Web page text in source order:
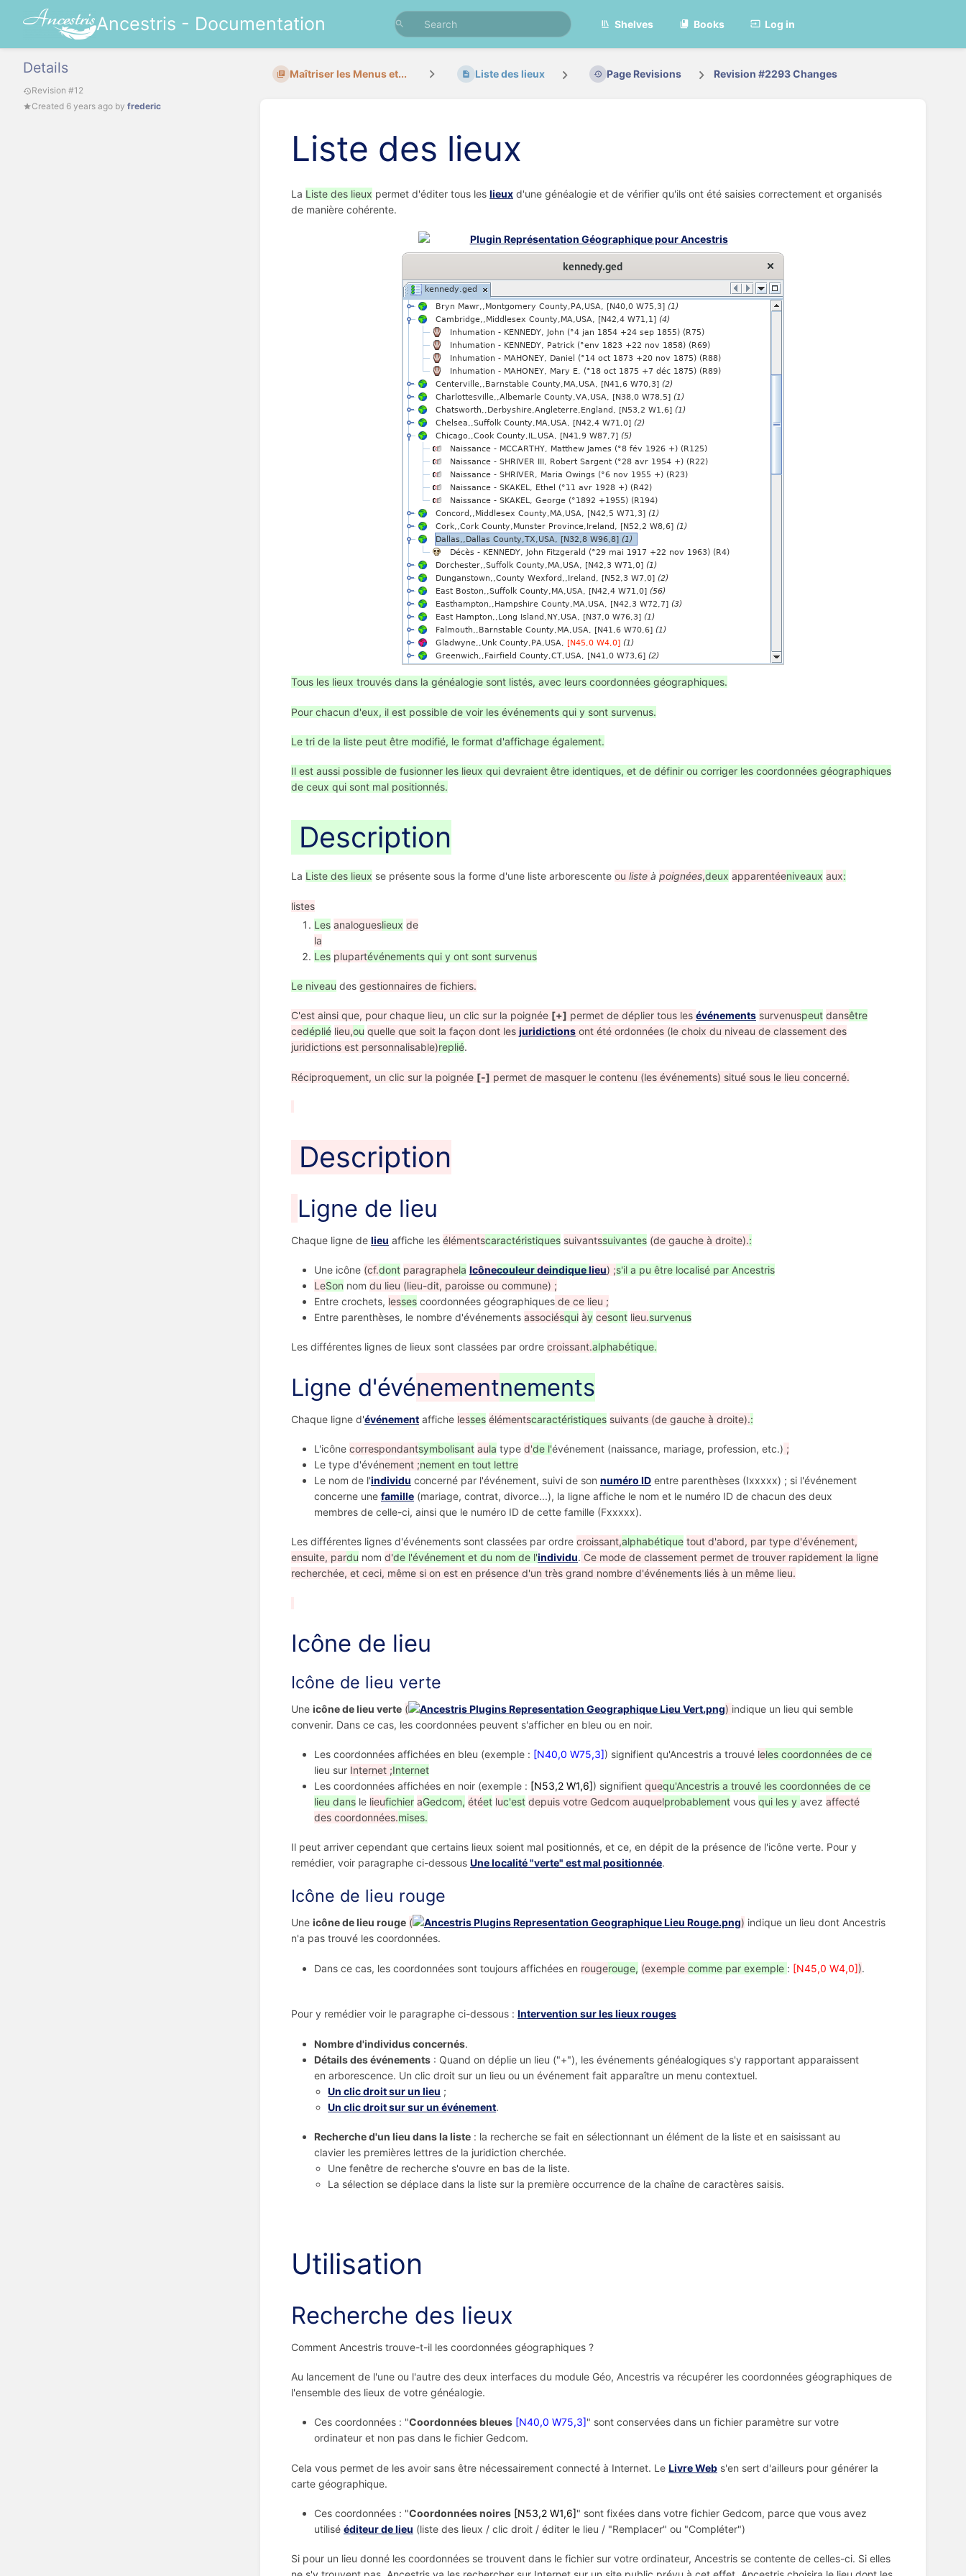
Ancestris - Documentation Shelves Books Log in
Details
Revision #12
Created 6 years ago by frederic
Maîtriser les Menus et... Liste des lieux Page Revisions Revision #2293 Changes
Liste des lieux
La Liste des lieux permet d'éditer tous les lieux d'une généalogie et de vérifier qu'ils ont été saisies correctement et organisés
de manière cohérente.
Tous les lieux trouvés dans la généalogie sont listés, avec leurs coordonnées géographiques.
Pour chacun d'eux, il est possible de voir les événements qui y sont survenus.
Le tri de la liste peut être modifié, le format d'affichage également.
Il est aussi possible de fusionner les lieux qui devraient être identiques, et de définir ou corriger les coordonnées géographiques
de ceux qui sont mal positionnés.
Description
La Liste des lieux se présente sous la forme d'une liste arborescente ou liste à poignées,deux apparentéeniveaux aux:
listes
Les analogueslieux de
la
Les plupartévénements qui y ont sont survenus
Le niveau des gestionnaires de fichiers.
C'est ainsi que, pour chaque lieu, un clic sur la poignée [+] permet de déplier tous les événements survenuspeut dansêtre
cedéplié lieu,ou quelle que soit la façon dont les juridictions ont été ordonnées (le choix du niveau de classement des
juridictions est personnalisable)replié.
Réciproquement, un clic sur la poignée [-] permet de masquer le contenu (les événements) situé sous le lieu concerné.
Description
Ligne de lieu
Chaque ligne de lieu affiche les élémentscaractéristiques suivantssuivantes (de gauche à droite).:
Une icône (cf.dont paragraphela Icônecouleurdeindiquelieu) ;s'il a pu être localisé par Ancestris
LeSon nom du lieu (lieu-dit, paroisse ou commune) ;
Entre crochets, lesses coordonnées géographiques de ce lieu ;
Entre parenthèses, le nombre d'événements associésqui ày cesont lieu.survenus
Les différentes lignes de lieux sont classées par ordre croissant.alphabétique.
Ligne d'événementnements
Chaque ligne d'événement affiche lesses élémentscaractéristiques suivants (de gauche à droite).:
L'icône correspondantsymbolisant aula type d'de l'événement (naissance, mariage, profession, etc.) ;
Le type d'événement ;nement en tout lettre
Le nom de l'individu concerné par l'événement, suivi de son numéro ID entre parenthèses (Ixxxxx) ; si l'événement
concerne une famille (mariage, contrat, divorce...), la ligne affiche le nom et le numéro ID de chacun des deux
membres de celle-ci, ainsi que le numéro ID de cette famille (Fxxxxx).
Les différentes lignes d'événements sont classées par ordre croissant,alphabétique tout d'abord, par type d'événement,
ensuite, pardu nom d'de l'événement et du nom de l'individu. Ce mode de classement permet de trouver rapidement la ligne
recherchée, et ceci, même si on est en présence d'un très grand nombre d'événements liés à un même lieu.
Icône de lieu
Icône de lieu verte
Une icône de lieu verte ( ) indique un lieu qui semble
convenir. Dans ce cas, les coordonnées peuvent s'afficher en bleu ou en noir.
Les coordonnées affichées en bleu (exemple : [N40,0 W75,3]) signifient qu'Ancestris a trouvé leles coordonnées de ce
lieu sur Internet ;Internet
Les coordonnées affichées en noir (exemple : [N53,2 W1,6]) signifient quequ'Ancestris a trouvé les coordonnées de ce
lieu dans le lieufichier aGedcom, étéet luc'est depuis votre Gedcom auquelprobablement vous qui les y avez affecté
des coordonnées.mises.
Il peut arriver cependant que certains lieux soient mal positionnés, et ce, en dépit de la présence de l'icône verte. Pour y
remédier, voir paragraphe ci-dessous Une localité "verte" est mal positionnée.
Icône de lieu rouge
Une icône de lieu rouge ( ) indique un lieu dont Ancestris
n'a pas trouvé les coordonnées.
Dans ce cas, les coordonnées sont toujours affichées en rougerouge, (exemple comme par exemple : [N45,0 W4,0]).
Pour y remédier voir le paragraphe ci-dessous : Intervention sur les lieux rouges
Nombre d'individus concernés.
Détails des événements : Quand on déplie un lieu ("+"), les événements généalogiques s'y rapportant apparaissent
en arborescence. Un clic droit sur un lieu ou un événement fait apparaître un menu contextuel.
Un clic droit sur un lieu ;
Un clic droit sur sur un événement.
Recherche d'un lieu dans la liste : la recherche se fait en sélectionnant un élément de la liste et en saisissant au
clavier les premières lettres de la juridiction cherchée.
Une fenêtre de recherche s'ouvre en bas de la liste.
La sélection se déplace dans la liste sur la première occurrence de la chaîne de caractères saisis.
Utilisation
Recherche des lieux
Comment Ancestris trouve-t-il les coordonnées géographiques ?
Au lancement de l'une ou l'autre des deux interfaces du module Géo, Ancestris va récupérer les coordonnées géographiques de
l'ensemble des lieux de votre généalogie.
Ces coordonnées : "Coordonnées bleues [N40,0 W75,3]" sont conservées dans un fichier paramètre sur votre
ordinateur et non pas dans le fichier Gedcom.
Cela vous permet de les avoir sans être nécessairement connecté à Internet. Le Livre Web s'en sert d'ailleurs pour générer la
carte géographique.
Ces coordonnées : "Coordonnées noires [N53,2 W1,6]" sont fixées dans votre fichier Gedcom, parce que vous avez
utilisé éditeur de lieu (liste des lieux / clic droit / éditer le lieu / "Remplacer" ou "Compléter")
Si pour un lieu donné les coordonnées se trouvent dans le fichier sur votre ordinateur, Ancestris se contente de celles-ci. Si elles